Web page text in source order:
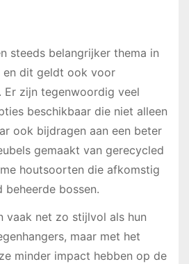
steeds belangrijker thema in
en dit geldt ook voor
Er zijn tegenwoordig veel
beschikbaar die niet alleen
ook bijdragen aan een beter
gemaakt van gerecycled
houtsoorten die afkomstig
bossen.
vaak net zo stijlvol als hun
maar met het
minder impact hebben op de